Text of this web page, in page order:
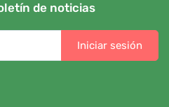
de noticias
Iniciar sesión